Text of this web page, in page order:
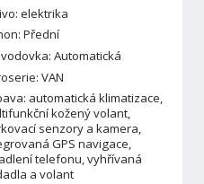
elektrika
Přední
Automatická
VAN
automatická klimatizace,
kožený volant,
senzory a kamera,
GPS navigace,
telefonu, vyhřívaná
a volant